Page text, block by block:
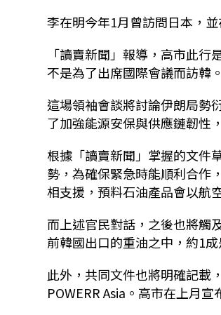
李在明今年1月曾訪問日本，
「讀賣新聞」報導，高市此
不是為了出席國際會議而訪韓。
這場領袖會談將討論伊朗局勢
了加強能源安保與供應鏈韌性
根據「讀賣新聞」掌握的文件
勢，為確保緊急時能順利合作
相支援，預料石油產品會以航
而上述官民對話，之後也將觸
前韓國出口的重油之中，約1成
此外，共同文件也將明確記載
POWERR Asia。高市在上月